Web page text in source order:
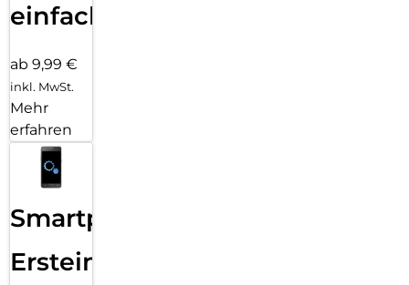
einfach
ab 9,99 €
inkl. MwSt.
Mehr
erfahren
Smartphone
Ersteinrichtung